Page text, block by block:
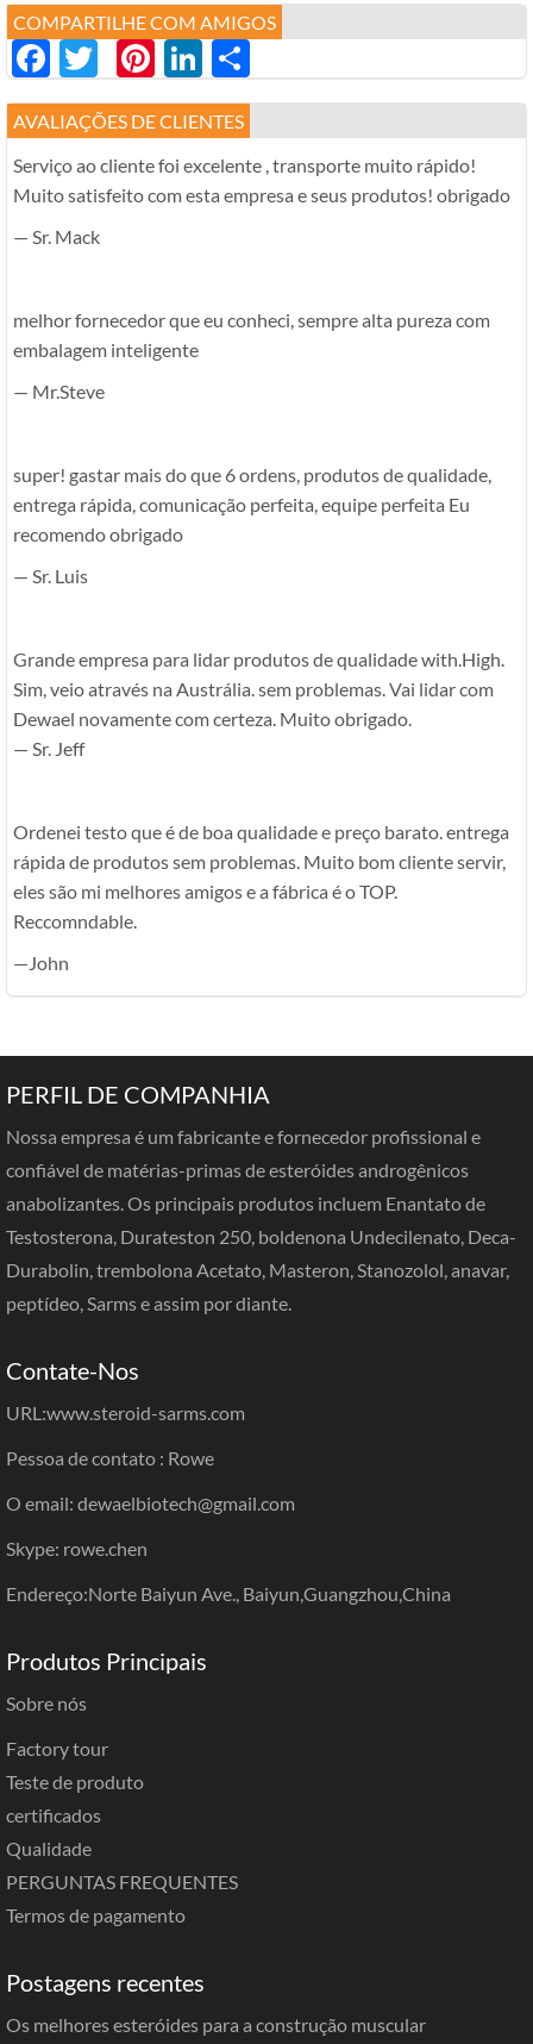
COMPARTILHE COM AMIGOS
Facebook
Twitter
Pinterest
LinkedIn
享
AVALIAÇÕES DE CLIENTES
Serviço ao cliente foi excelente , transporte muito rápido!
Muito satisfeito com esta empresa e seus produtos! obrigado
— Sr. Mack
melhor fornecedor que eu conheci, sempre alta pureza com
embalagem inteligente
— Mr.Steve
super! gastar mais do que 6 ordens, produtos de qualidade,
entrega rápida, comunicação perfeita, equipe perfeita Eu
recomendo obrigado
— Sr. Luis
Grande empresa para lidar produtos de qualidade with.High.
Sim, veio através na Austrália. sem problemas. Vai lidar com
Dewael novamente com certeza. Muito obrigado.
— Sr. Jeff
Ordenei testo que é de boa qualidade e preço barato. entrega
rápida de produtos sem problemas. Muito bom cliente servir,
eles são mi melhores amigos e a fábrica é o TOP.
Reccomndable.
—John
PERFIL DE COMPANHIA
Nossa empresa é um fabricante e fornecedor profissional e
confiável de matérias-primas de esteróides androgênicos
anabolizantes. Os principais produtos incluem Enantato de
Testosterona, Durateston 250, boldenona Undecilenato, Deca-
Durabolin, trembolona Acetato, Masteron, Stanozolol, anavar,
peptídeo, Sarms e assim por diante.
Contate-Nos
URL:www.steroid-sarms.com
Pessoa de contato : Rowe
O email: dewaelbiotech@gmail.com
Skype: rowe.chen
Endereço:Norte Baiyun Ave., Baiyun,Guangzhou,China
Produtos Principais
Sobre nós
Factory tour
Teste de produto
certificados
Qualidade
PERGUNTAS FREQUENTES
Termos de pagamento
Postagens recentes
Os melhores esteróides para a construção muscular